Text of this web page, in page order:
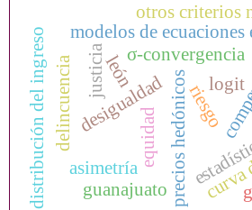
precios hedónicos
modelos de ecuaciones
equidad
justicia
desigualdad
d
i
s
t
r
i
b
u
c
i
ó
n
d
e
l
i
n
g
r
e
s
o σ-convergencia
delincuencia riesgo
asimetría
logit
león
guanajuato